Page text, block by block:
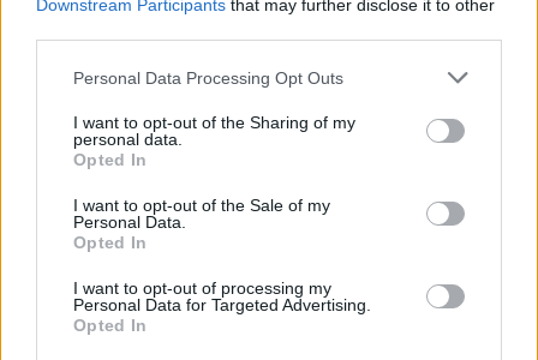
Downstream Participants that may further disclose it to other
Please note that this website/app uses one or more Google
not limited to your visit or usage behaviour. You may click to
grant or deny consent to Google and its third-party tags to
use your data for below specified purposes in below Google
consent section.
Personal Data Processing Opt Outs
I want to opt-out of the Sharing of my
personal data.
Opted In
I want to opt-out of the Sale of my
Personal Data.
Opted In
I want to opt-out of processing my
Personal Data for Targeted Advertising.
Opted In
Gazdagságvédelmi alap [93.]
Gyermekkori álmok 1.
2021. február 11.
Több mint 44 milliárdot fizet a kormány a Superbike
motorversenyekért. (via 444.hu) Egyre infantilisebb.
szakaszban vagyunk; atlétikai stadionunk már van.
Úszómedencéink is vannak, focipályáink is. Ha